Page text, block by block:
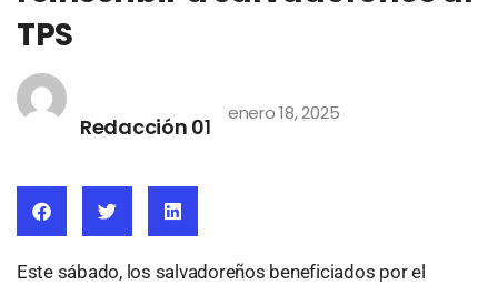
TPS
Redacción 01
enero 18, 2025
Este sábado, los salvadoreños beneficiados por el